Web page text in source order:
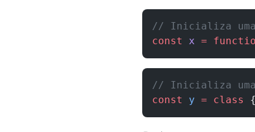
// Inicializa uma
const
x =
// Inicializa uma
const
y = class